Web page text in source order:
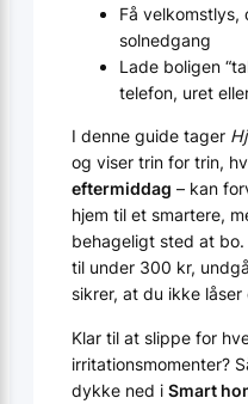
Få
solnedgang
Lade boligen
telefon, uret
I denne guide tager
og viser trin for trin,
eftermiddag – kan
hjem til et smartere,
behageligt sted at
til under 300 kr,
sikrer, at du ikke
Klar til at slippe for
irritationsmomenter?
dykke ned i Smart